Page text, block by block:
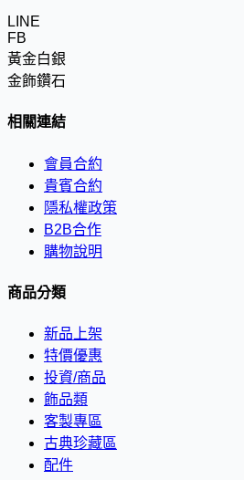
LINE
FB
黃金白銀
金飾鑽石
相關連結
會員合約
貴賓合約
隱私權政策
B2B合作
購物說明
商品分類
新品上架
特價優惠
投資/商品
飾品類
客製專區
古典珍藏區
配件